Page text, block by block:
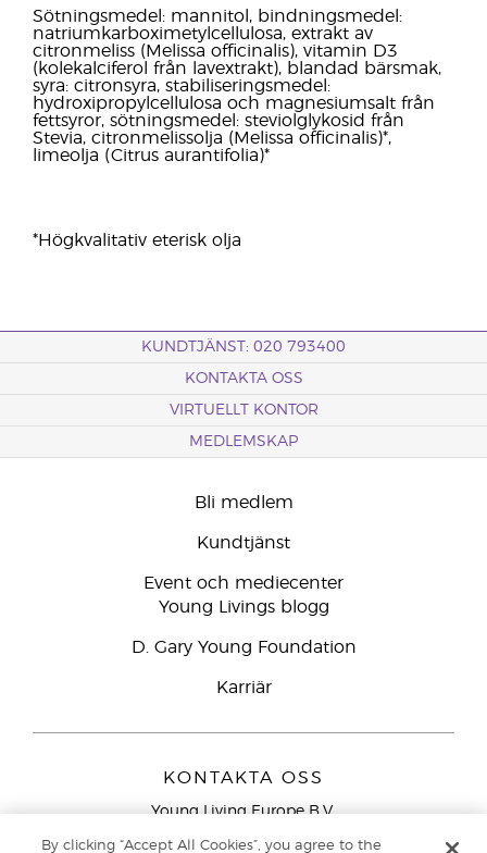
Sötningsmedel: mannitol, bindningsmedel:
natriumkarboximetylcellulosa, extrakt av
citronmeliss (Melissa officinalis), vitamin D3
(kolekalciferol från lavextrakt), blandad bärsmak,
syra: citronsyra, stabiliseringsmedel:
hydroxipropylcellulosa och magnesiumsalt från
fettsyror, sötningsmedel: steviolglykosid från
Stevia, citronmelissolja (Melissa officinalis)*,
limeolja (Citrus aurantifolia)*
*Högkvalitativ eterisk olja
KUNDTJÄNST: 020 793400
KONTAKTA OSS
VIRTUELLT KONTOR
MEDLEMSKAP
Bli medlem
Kundtjänst
Event och mediecenter
Young Livings blogg
D. Gary Young Foundation
Karriär
KONTAKTA OSS
Young Living Europe B.V.
By clicking “Accept All Cookies”, you agree to the